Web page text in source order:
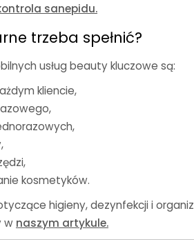
sanepidu.
trzeba spełnić?
usług beauty kluczowe są:
kliencie,
kosmetyków.
higieny, dezynfekcji i
w naszym artykule.